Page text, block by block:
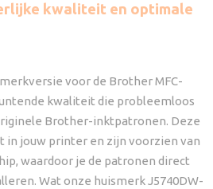
kwaliteit en optimale
voor de Brother MFC-
kwaliteit die probleemloos
Brother-inktpatronen. Deze
in jouw printer en zijn voorzien van
waardoor je de patronen direct
Wat onze huismerk J5740DW-